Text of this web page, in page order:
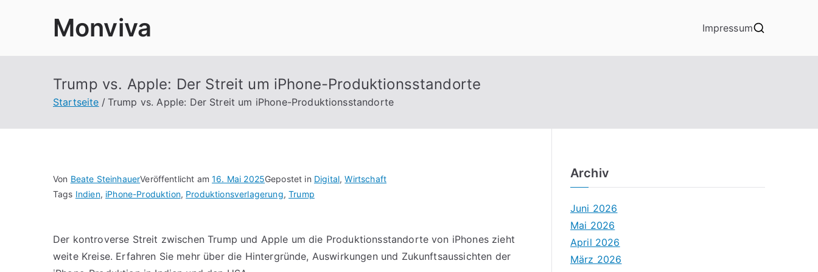
Monviva Impressum
Trump vs. Apple: Der Streit um iPhone-Produktionsstandorte
Startseite Trump vs. Apple: Der Streit um iPhone-Produktionsstandorte
Von Beate SteinhauerVeröffentlicht am16. Mai 2025Gepostet in Digital,Wirtschaft
Tags Indien, iPhone-Produktion, Produktionsverlagerung,Trump
Der kontroverse Streit zwischen Trump und Apple um die Produktionsstandorte von iPhones zieht
weite Kreise. Erfahren Sie mehr über die Hintergründe, Auswirkungen und Zukunftsaussichten der
Archiv
Juni 2026
Mai 2026
April 2026
März 2026